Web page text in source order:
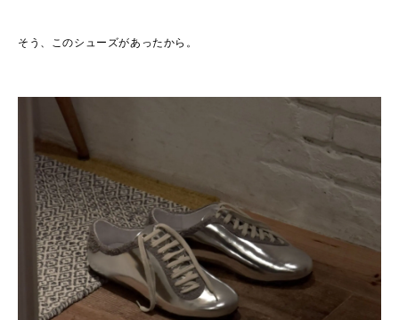
そう、このシューズがあったから。